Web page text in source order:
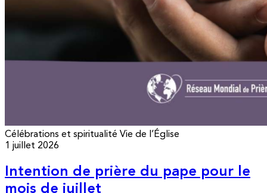
Célébrations et spiritualité Vie de l’Église
1 juillet 2026
Intention de prière du pape pour le
mois de juillet